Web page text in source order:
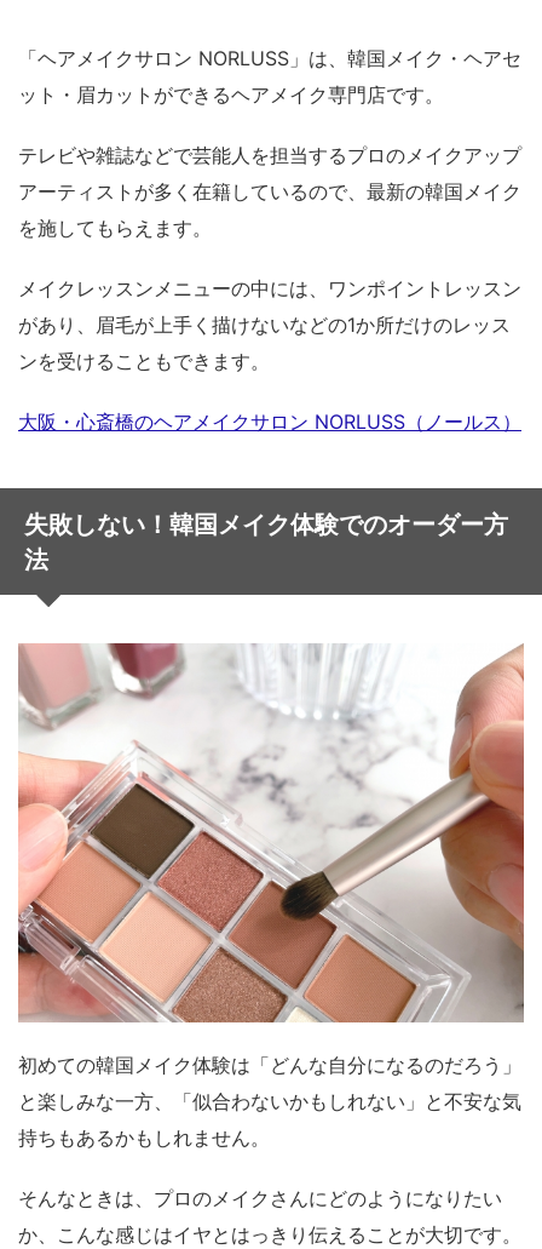
「ヘアメイクサロン NORLUSS」は、韓国メイク・ヘアセ
ット・眉カットができるヘアメイク専門店です。
テレビや雑誌などで芸能人を担当するプロのメイクアップ
アーティストが多く在籍しているので、最新の韓国メイク
を施してもらえます。
メイクレッスンメニューの中には、ワンポイントレッスン
があり、眉毛が上手く描けないなどの1か所だけのレッス
ンを受けることもできます。
大阪・心斎橋のヘアメイクサロン NORLUSS（ノールス）
失敗しない！韓国メイク体験でのオーダー方
法
初めての韓国メイク体験は「どんな自分になるのだろう」
と楽しみな一方、「似合わないかもしれない」と不安な気
持ちもあるかもしれません。
そんなときは、プロのメイクさんにどのようになりたい
か、こんな感じはイヤとはっきり伝えることが大切です。